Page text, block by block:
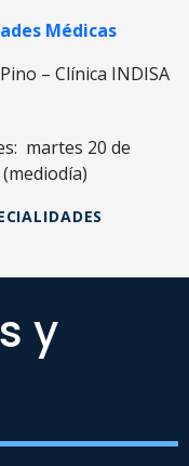
Médicas
– Clínica INDISA
martes 20 de
y